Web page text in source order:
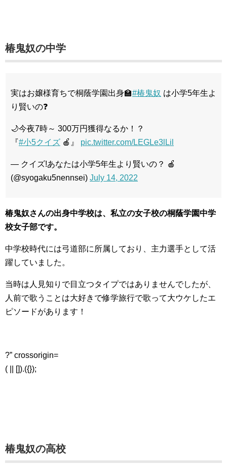
椿鬼奴の中学
実はお嬢様育ちで桐蔭学園出身🏫#椿鬼奴 は小学5年生よ
り賢いの❓
🌙今夜7時～ 300万円獲得なるか！？
『#小5クイズ 🍎』 pic.twitter.com/LEGLe3lLil
— クイズ!あなたは小学5年生より賢いの？ 🍎
(@syogaku5nennsei) July 14, 2022
椿鬼奴さんの出身中学校は、私立の女子校の桐蔭学園中学
校女子部です。
中学校時代には弓道部に所属しており、主力選手として活
躍していました。
当時は人見知りで目立つタイプではありませんでしたが、
人前で歌うことは大好きで修学旅行で歌って大ウケしたエ
ピソードがあります！
?” crossorigin=
( || []).({});
椿鬼奴の高校